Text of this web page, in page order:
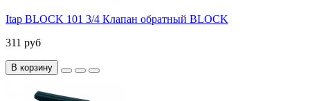
Itap BLOCK 101 3/4 Клапан обратный BLOCK
311 руб
В корзину